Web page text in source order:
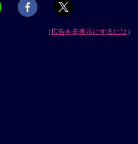
（広告を非表示にするには）